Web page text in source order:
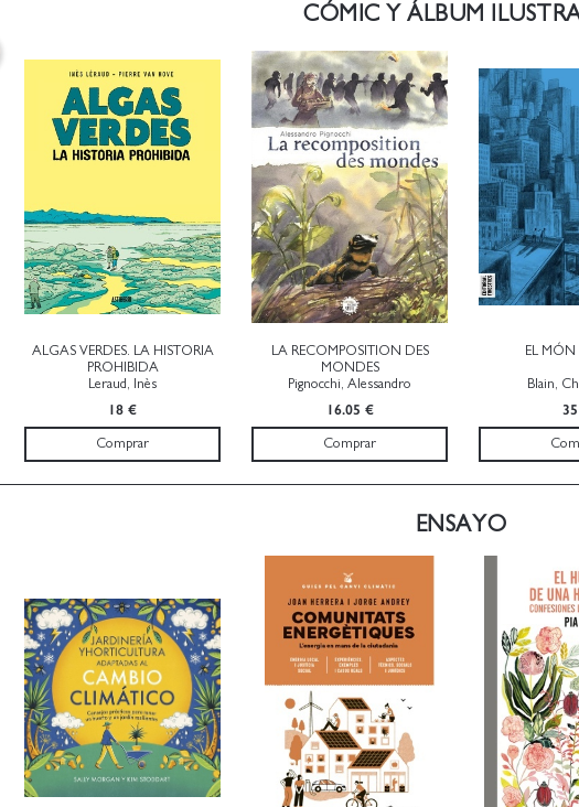
CÓMIC Y ÁLBUM
ALGAS VERDES. LA HISTORIA
PROHIBIDA
Leraud, Inès
18 €
Comprar
LA RECOMPOSITION DES
MONDES
Pignocchi, Alessandro
16.05 €
Comprar
EL MÓN
Blain,
ENSAYO